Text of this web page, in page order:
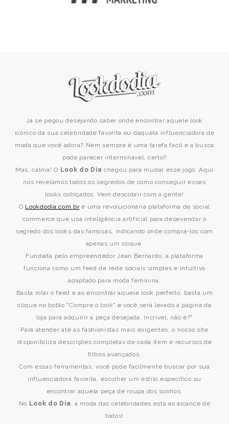
Já se pegou desejando saber onde encontrar aquele look
icônico da sua celebridade favorita ou daquela influenciadora de
moda que você adora? Nem sempre é uma tarefa fácil e a busca
pode parecer interminável, certo?
Mas, calma! O Look do Dia chegou para mudar esse jogo. Aqui
nós revelamos todos os segredos de como conseguir esses
looks cobiçados. Vem descobrir com a gente!
O Lookdodia.com.bré uma revolucionária plataforma de social
commerce que usa inteligência artificial para desevendar o
segredo dos looks das famosas, indicando onde comprá-los com
apenas um clique.
Fundada pelo empreendedor Jean Bernardo, a plataforma
funciona como um feed de rede sociais simples e intuitivo
adaptado para moda feminina.
Basta rolar o feed e ao encontrar aquele look perfeito, basta um
clique no botão "Compre o look" e você será levado à página da
loja para adquirir a peça desejada. Incrível, não é?"
Para atender até as fashionistas mais exigentes, o nosso site
disponibiliza descrições completas de cada item e recursos de
filtros avançados.
Com essas ferramentas, você pode facilmente buscar por sua
influenciadora favorita, escolher um estilo específico ou
encontrar aquela peça de roupa dos sonhos.
No Look do Dia , a moda das celebridades está ao alcance de
todos!